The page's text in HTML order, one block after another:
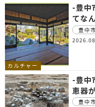
カルチャー
-豊中
てな
豊中
-豊中
恵器
豊中